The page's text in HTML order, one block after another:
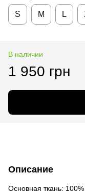
S M L
В наличии
1 950 грн
Описание
Основная ткань: